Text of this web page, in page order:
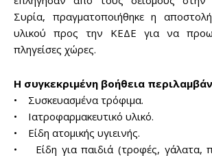
Συρία, πραγματοποιήθηκε η
υλικού προς την ΚΕΔΕ για να
πληγείσες χώρες.
Η συγκεκριμένη βοήθεια
• Συσκευασμένα τρόφιμα.
• Ιατροφαρμακευτικό υλικό.
• Είδη ατομικής υγιεινής.
• Είδη για παιδιά (τροφές, γάλατα,